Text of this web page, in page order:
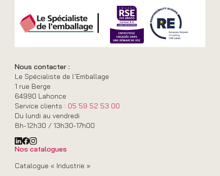
Nous contacter :
Le Spécialiste de l’Emballage
1 rue Berge
64990 Lahonce
Service clients : 05 59 52 53 00
Du lundi au vendredi
8h-12h30 / 13h30-17h00
Nos catalogues
Catalogue « Industrie »